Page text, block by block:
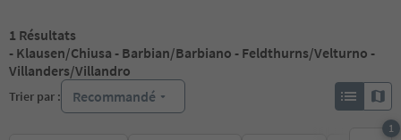
1 Résultats
- Klausen/Chiusa - Barbian/Barbiano - Feldthurns/Velturno -
Villanders/Villandro
Trier par : Recommandé
1